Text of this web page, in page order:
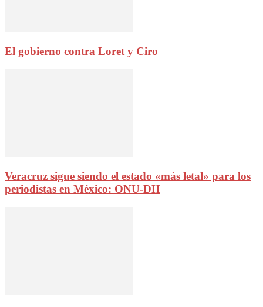
El gobierno contra Loret y Ciro
Veracruz sigue siendo el estado «más letal» para los
periodistas en México: ONU-DH